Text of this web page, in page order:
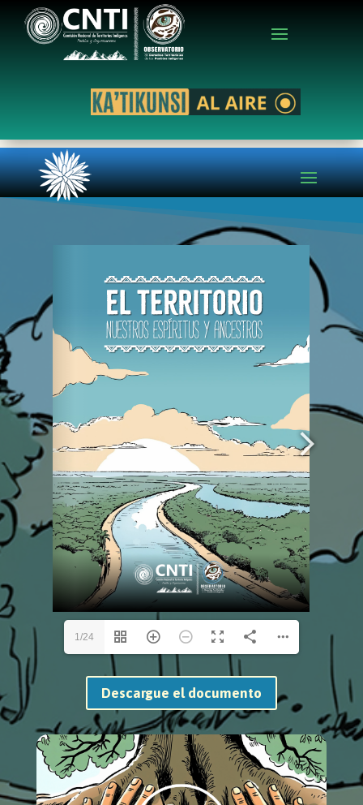
1/24
Descargue el documento